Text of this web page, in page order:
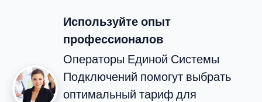
Используйте опыт
профессионалов
Операторы Единой Системы
Подключений помогут выбрать
оптимальный тариф для